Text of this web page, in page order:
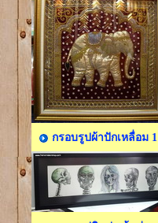
กรอบรูปผ้าปักเหลื่อม 1